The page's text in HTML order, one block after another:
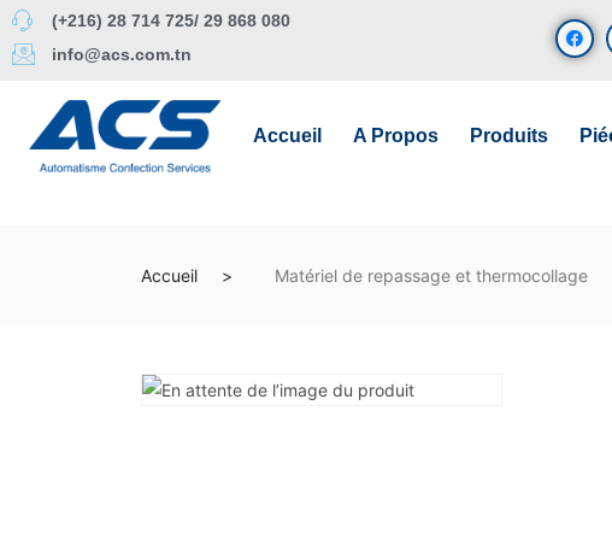
(+216) 28 714 725/ 29 868 080
info@acs.com.tn
Accueil A Propos Produits
Accueil Matériel de repassage et thermocollage